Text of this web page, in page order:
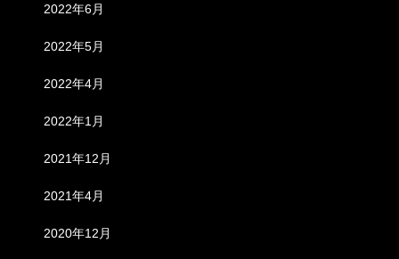
2022年6月
2022年5月
2022年4月
2022年1月
2021年12月
2021年4月
2020年12月